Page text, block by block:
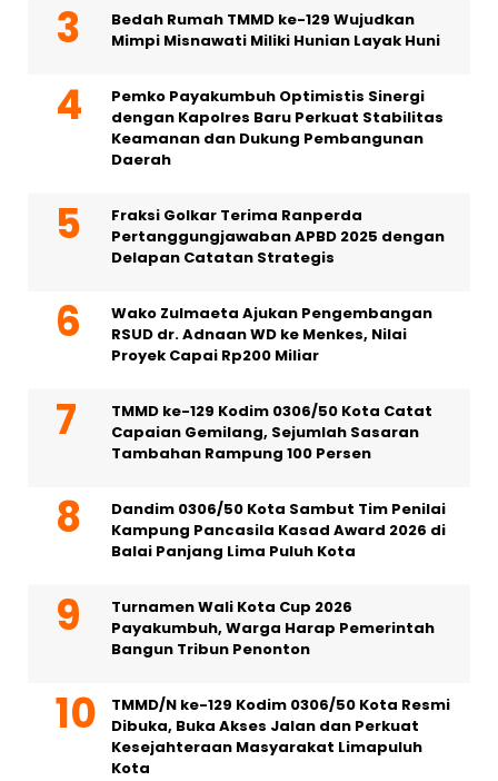
Bedah Rumah TMMD ke-129 Wujudkan
Mimpi Misnawati Miliki Hunian Layak Huni
Pemko Payakumbuh Optimistis Sinergi
dengan Kapolres Baru Perkuat Stabilitas
Keamanan dan Dukung Pembangunan
Daerah
Fraksi Golkar Terima Ranperda
Pertanggungjawaban APBD 2025 dengan
Delapan Catatan Strategis
Wako Zulmaeta Ajukan Pengembangan
RSUD dr. Adnaan WD ke Menkes, Nilai
Proyek Capai Rp200 Miliar
TMMD ke-129 Kodim 0306/50 Kota Catat
Capaian Gemilang, Sejumlah Sasaran
Tambahan Rampung 100 Persen
Dandim 0306/50 Kota Sambut Tim Penilai
Kampung Pancasila Kasad Award 2026 di
Balai Panjang Lima Puluh Kota
Turnamen Wali Kota Cup 2026
Payakumbuh, Warga Harap Pemerintah
Bangun Tribun Penonton
TMMD/N ke-129 Kodim 0306/50 Kota Resmi
Dibuka, Buka Akses Jalan dan Perkuat
Kesejahteraan Masyarakat Limapuluh
Kota